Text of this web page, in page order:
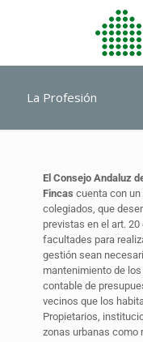
La Profesión
El Consejo Andaluz
Fincas cuenta con
colegiados, que
previstas en el art.
facultades para
gestión sean
mantenimiento de
contable de
vecinos que los
Propietarios,
zonas urbanas como